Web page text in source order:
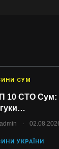
СУМ
10 СТО Сум:
admin .
УКРАЇНИ